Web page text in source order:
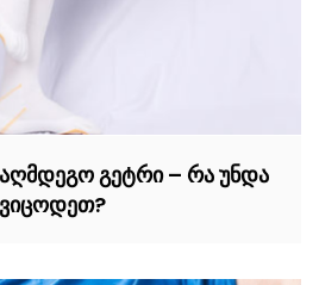
გეტრი – რა უნდა
ვიცოდეთ?